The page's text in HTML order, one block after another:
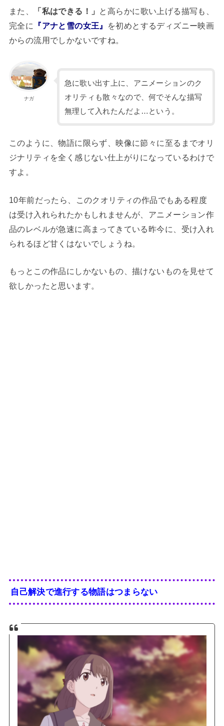
また、 「私はできる！」 と高らかに歌い上げる描写も、
完全に
『アナと雪の女王』
を初めとするディズニー映画
からの流用でしかないですね。
ナガ
急に歌い出す上に、アニメーションのク
オリティも散々なので、何でそんな描写
無理して入れたんだよ…という。
このように、物語に限らず、映像に節々に至るまでオリ
ジナリティを全く感じない仕上がりになっているわけで
すよ。
10年前だったら、このクオリティの作品でもある程度
は受け入れられたかもしれませんが、アニメーション作
品のレベルが急速に高まってきている昨今に、受け入れ
られるほど甘くはないでしょうね。
もっとこの作品にしかないもの、描けないものを見せて
欲しかったと思います。
自己解決で進行する物語はつまらない